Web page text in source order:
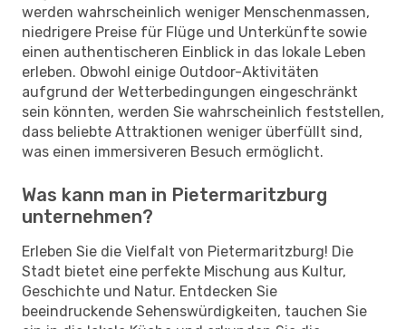
werden wahrscheinlich weniger Menschenmassen,
niedrigere Preise für Flüge und Unterkünfte sowie
einen authentischeren Einblick in das lokale Leben
erleben. Obwohl einige Outdoor-Aktivitäten
aufgrund der Wetterbedingungen eingeschränkt
sein könnten, werden Sie wahrscheinlich feststellen,
dass beliebte Attraktionen weniger überfüllt sind,
was einen immersiveren Besuch ermöglicht.
Was kann man in Pietermaritzburg
unternehmen?
Erleben Sie die Vielfalt von Pietermaritzburg! Die
Stadt bietet eine perfekte Mischung aus Kultur,
Geschichte und Natur. Entdecken Sie
beeindruckende Sehenswürdigkeiten, tauchen Sie